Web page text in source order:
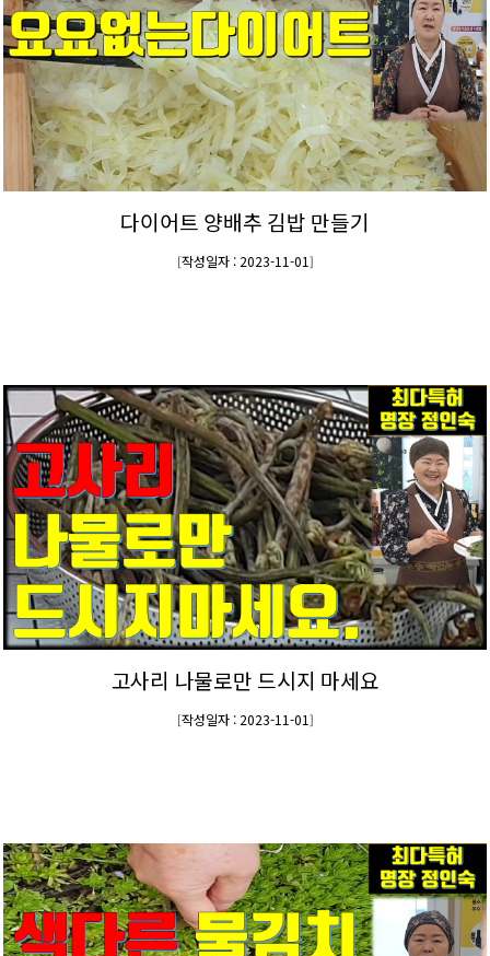
다이어트 양배추 김밥 만들기
[작성일자 : 2023-11-01]
고사리 나물로만 드시지 마세요
[작성일자 : 2023-11-01]